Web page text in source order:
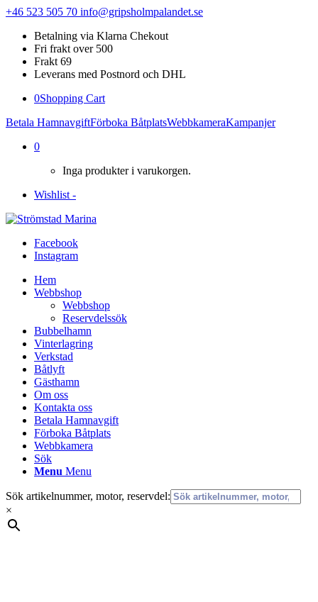
+46 523 505 70 info@gripsholmpalandet.se
Betalning via Klarna Chekout
Fri frakt over 500
Frakt 69
Leverans med Postnord och DHL
0Shopping Cart
Betala HamnavgiftFörboka BåtplatsWebbkameraKampanjer
0
Inga produkter i varukorgen.
Wishlist -
Facebook
Instagram
Hem
Webbshop
Webbshop
Reservdelssök
Bubbelhamn
Vinterlagring
Verkstad
Båtlyft
Gästhamn
Om oss
Kontakta oss
Betala Hamnavgift
Förboka Båtplats
Webbkamera
Sök
Menu Menu
Sök artikelnummer, motor, reservdel:
×